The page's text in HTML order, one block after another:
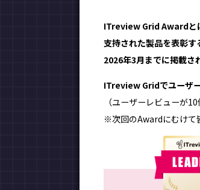
ITreview Grid Awardと
支持された製品を表彰す
2026年3月までに掲載さ
ITreview Gridでユーザ
（ユーザーレビューが
※次回のAwardにむけて